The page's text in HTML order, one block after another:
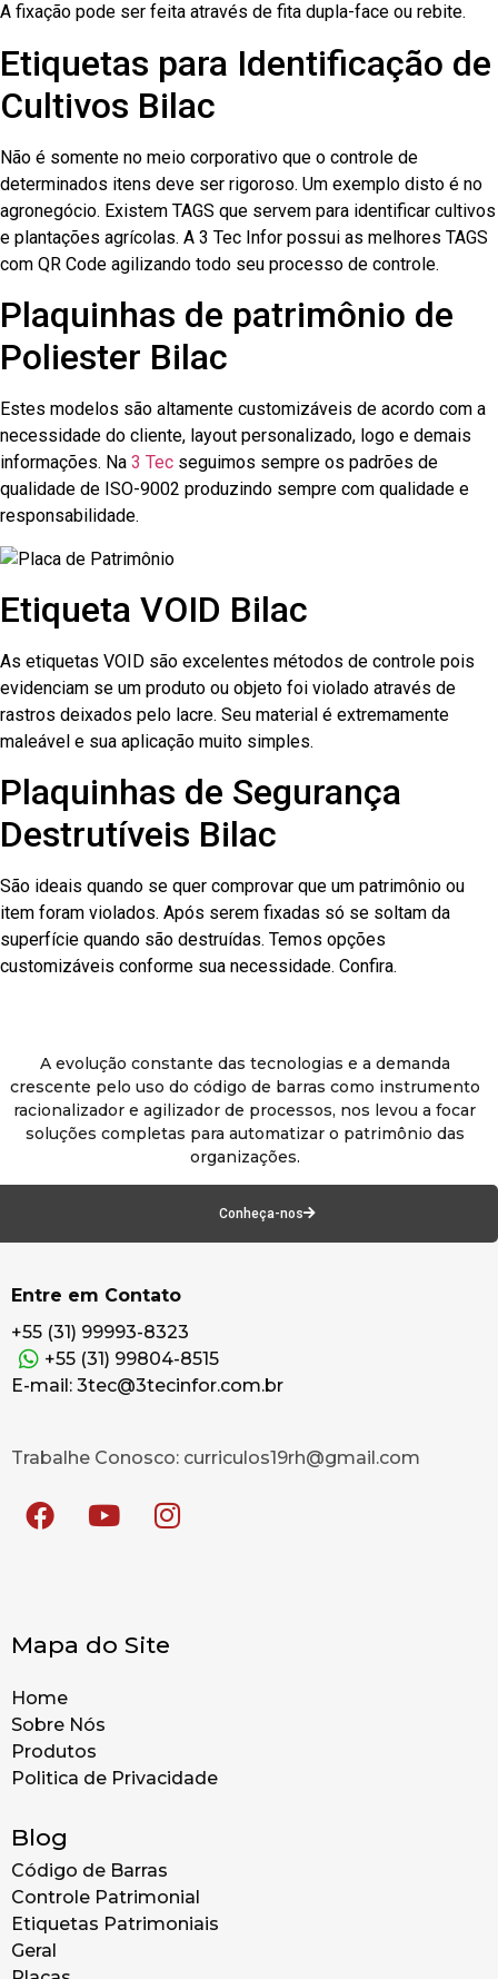
A fixação pode ser feita através de fita dupla-face ou rebite.
Etiquetas para Identificação de
Cultivos Bilac
Não é somente no meio corporativo que o controle de
determinados itens deve ser rigoroso. Um exemplo disto é no
agronegócio. Existem TAGS que servem para identificar cultivos
e plantações agrícolas. A 3 Tec Infor possui as melhores TAGS
com QR Code agilizando todo seu processo de controle.
Plaquinhas de patrimônio de
Poliester Bilac
Estes modelos são altamente customizáveis de acordo com a
necessidade do cliente, layout personalizado, logo e demais
informações. Na 3 Tec seguimos sempre os padrões de
qualidade de ISO-9002 produzindo sempre com qualidade e
responsabilidade.
Etiqueta VOID Bilac
As etiquetas VOID são excelentes métodos de controle pois
evidenciam se um produto ou objeto foi violado através de
rastros deixados pelo lacre. Seu material é extremamente
maleável e sua aplicação muito simples.
Plaquinhas de Segurança
Destrutíveis Bilac
São ideais quando se quer comprovar que um patrimônio ou
item foram violados. Após serem fixadas só se soltam da
superfície quando são destruídas. Temos opções
customizáveis conforme sua necessidade. Confira.
A evolução constante das tecnologias e a demanda
crescente pelo uso do código de barras como instrumento
racionalizador e agilizador de processos, nos levou a focar
soluções completas para automatizar o patrimônio das
organizações.
Conheça-nos
Entre em Contato
+55 (31) 99993-8323
+55 (31) 99804-8515
E-mail: 3tec@3tecinfor.com.br
Trabalhe Conosco: curriculos19rh@gmail.com
Mapa do Site
Home
Sobre Nós
Produtos
Politica de Privacidade
Blog
Código de Barras
Controle Patrimonial
Etiquetas Patrimoniais
Geral